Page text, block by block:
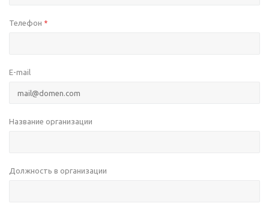
Телефон *
E-mail
Название организации
Должность в организации